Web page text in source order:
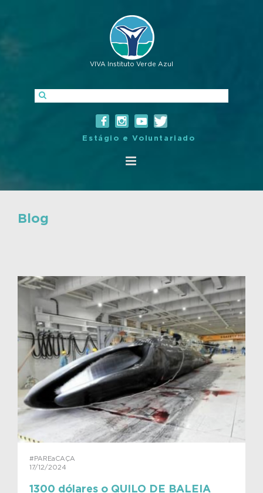
VIVA Instituto Verde Azul
Estágio e Voluntariado
Blog
#PAREaCAÇA
17/12/2024
1300 dólares o QUILO DE BALEIA